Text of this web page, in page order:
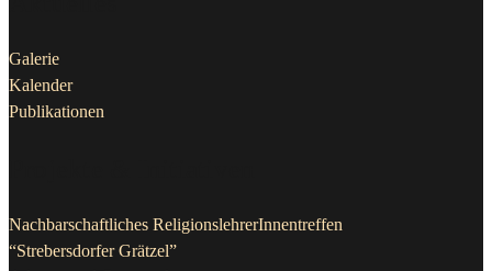
Galerie
Kalender
Publikationen
Nachbarschaftliches ReligionslehrerInnentreffen
“Strebersdorfer Grätzel”